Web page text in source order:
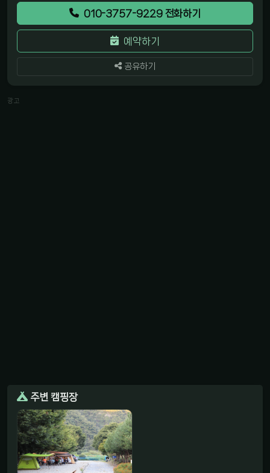
010-3757-9229 전화하기
예약하기
공유하기
광고
주변 캠핑장